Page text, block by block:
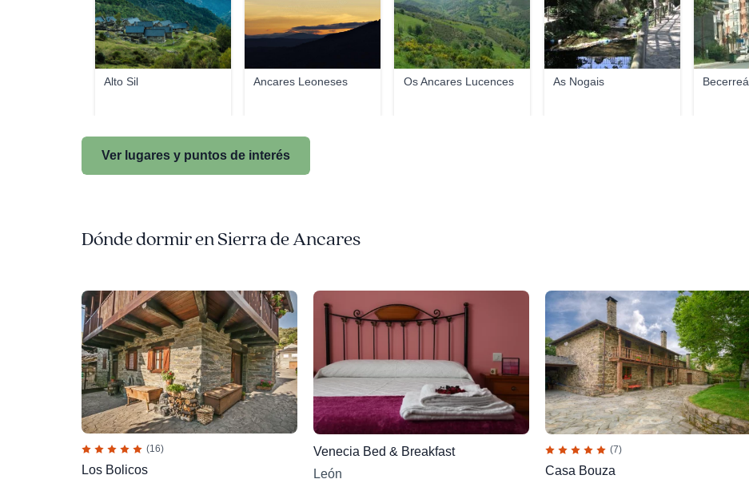
Alto Sil Ancares Leoneses Os Ancares Lucences As Nogais Becerreá
Ver lugares y puntos de interés
Dónde dormir en Sierra de Ancares
(16)
Los Bolicos
Venecia Bed & Breakfast
León
(7)
Casa Bouza